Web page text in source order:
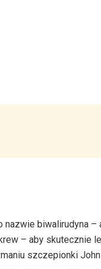
biwalirudyna –
– aby skutecznie
szczepionki